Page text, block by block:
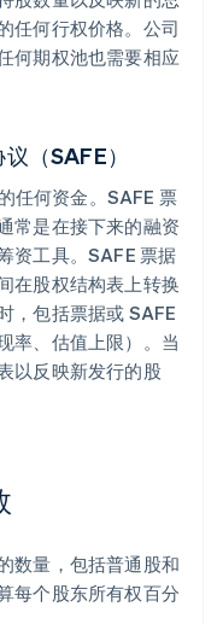
任何行权价格。公司
何期权池也需要相应
（SAFE）
任何资金。SAFE 票
常是在接下来的融资
资工具。SAFE 票据
在股权结构表上转换
，包括票据或 SAFE
率、估值上限）。当
以反映新发行的股
数量，包括普通股和
每个股东所有权百分